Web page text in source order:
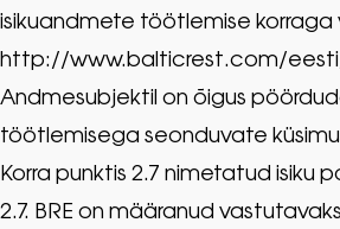
isikuandmete töötlemise korraga
http://www.balticrest.com/
Andmesubjektil on õigus
töötlemisega seonduvate
Korra punktis 2.7 nimetatud isiku
2.7. BRE on määranud